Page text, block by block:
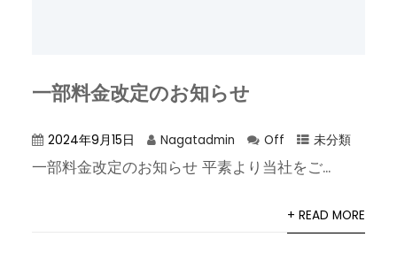
一部料金改定のお知らせ
2024年9月15日 Nagatadmin Off 未分類
一部料金改定のお知らせ 平素より当社をご...
+ READ MORE